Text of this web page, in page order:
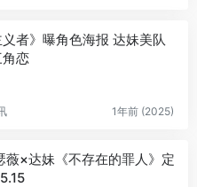
义者》曝角色海报 达妹美队
恋
1年前 (2025)
薇×达妹《不存在的罪人》定